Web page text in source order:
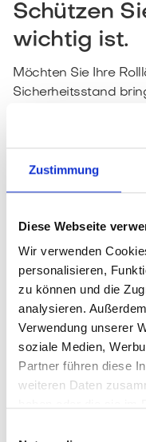
Zustimmung
Diese Webseite
Wir verwenden
personalisieren,
zu können und die
analysieren.
Verwendung unserer
soziale Medien,
Partner führen diese
weiteren Daten
Schützen
wichtig ist.
Möchten Sie Ihre
Sicherheitsstand
Wir prüfen Ihre
und finden die
Vom Gesellen zum
vereint